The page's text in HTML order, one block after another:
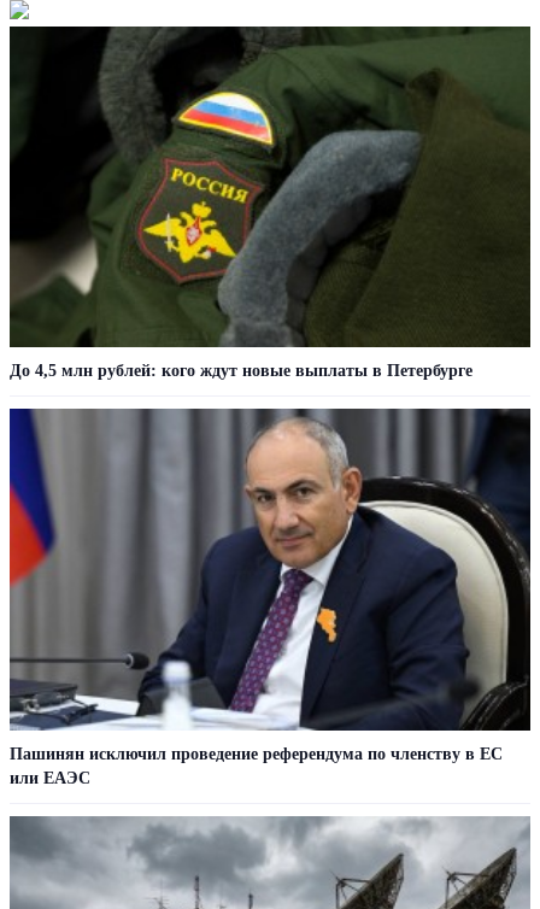
До 4,5 млн рублей: кого ждут новые выплаты в Петербурге
Пашинян исключил проведение референдума по членству в ЕС
или ЕАЭС